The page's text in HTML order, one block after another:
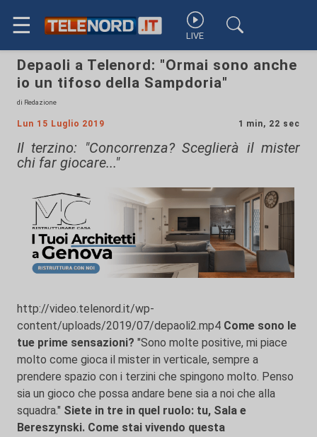
☰ LIVE
Depaoli a Telenord: "Ormai sono anche
io un tifoso della Sampdoria"
di Redazione
Lun 15 Luglio 2019 1 min, 22 sec
Il terzino: "Concorrenza? Sceglierà il mister
chi far giocare..."
http://video.telenord.it/wp-
content/uploads/2019/07/depaoli2.mp4 Come sono le
tue prime sensazioni? "Sono molte positive, mi piace
molto come gioca il mister in verticale, sempre a
prendere spazio con i terzini che spingono molto. Penso
sia un gioco che possa andare bene sia a noi che alla
squadra." Siete in tre in quel ruolo: tu, Sala e
Bereszynski. Come stai vivendo questa